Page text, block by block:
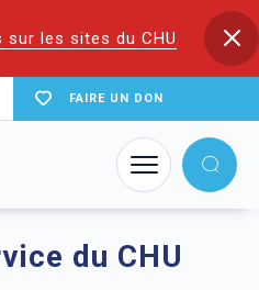
les sites du CHU
FAIRE UN DON
du CHU